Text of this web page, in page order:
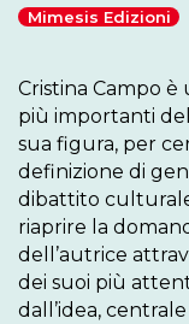
Mimesis Edizioni
Cristina Campo
più importanti
sua figura, per
definizione di
dibattito
riaprire la
dell’autrice
dei suoi più
dall’idea,